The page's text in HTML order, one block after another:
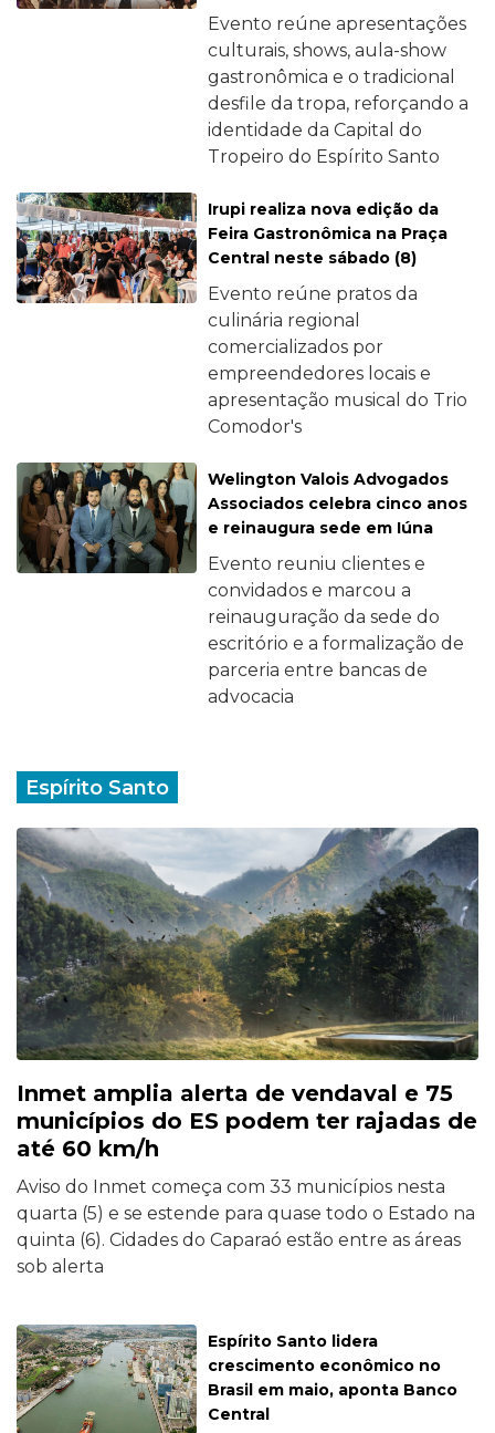
Evento reúne apresentações
culturais, shows, aula-show
gastronômica e o tradicional
desfile da tropa, reforçando a
identidade da Capital do
Tropeiro do Espírito Santo
Irupi realiza nova edição da
Feira Gastronômica na Praça
Central neste sábado (8)
Evento reúne pratos da
culinária regional
comercializados por
empreendedores locais e
apresentação musical do Trio
Comodor's
Welington Valois Advogados
Associados celebra cinco anos
e reinaugura sede em Iúna
Evento reuniu clientes e
convidados e marcou a
reinauguração da sede do
escritório e a formalização de
parceria entre bancas de
advocacia
Espírito Santo
Inmet amplia alerta de vendaval e 75
municípios do ES podem ter rajadas de
até 60 km/h
Aviso do Inmet começa com 33 municípios nesta
quarta (5) e se estende para quase todo o Estado na
quinta (6). Cidades do Caparaó estão entre as áreas
sob alerta
Espírito Santo lidera
crescimento econômico no
Brasil em maio, aponta Banco
Central